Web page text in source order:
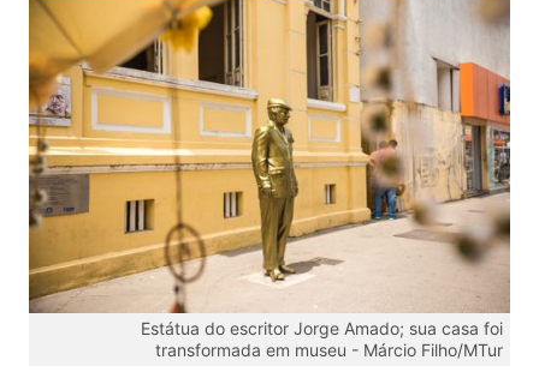
Estátua do escritor Jorge Amado; sua casa foi
transformada em museu - Márcio Filho/MTur